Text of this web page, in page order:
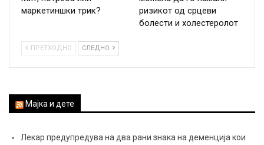
маркетиншки трик?
ризикот од срцеви
болести и холестеролот
ПРЕТХОДНО СЛЕДНО
Мајка и дете
Лекар предупредува на два рани знака на деменција кои